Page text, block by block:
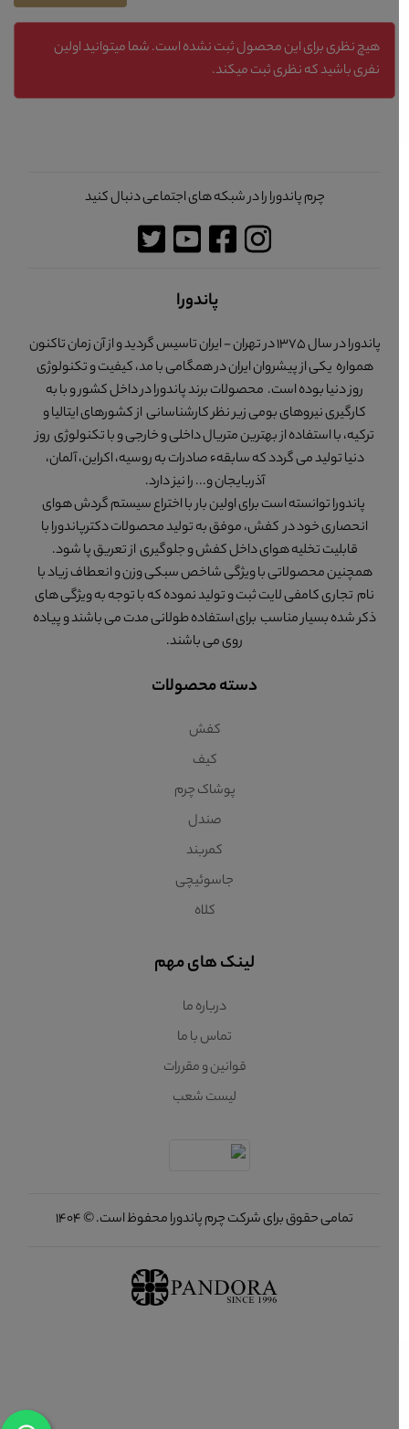
هیچ نظری برای این محصول ثبت نشده است. شما میتوانید اولین
نفری باشید که نظری ثبت میکند.
چرم پاندورا را در شبکه های اجتماعی دنبال کنید
پاندورا
پاندورا در سال 1375 در تهران - ایران تاسیس گردید و از آن زمان تاکنون
همواره یکی از پیشروان ایران در همگامی با مد، کیفیت و تکنولوژی
روز دنیا بوده است. محصولات برند پاندورا در داخل کشور و با به
کارگیری نیروهای بومی زیر نظر کارشناسانی از کشورهای ایتالیا و
ترکیه، با استفاده از بهترین متریال داخلی و خارجی و با تکنولوژی روز
دنیا تولید می گردد که سابقهء صادرات به روسیه، اکراین، آلمان،
آذربایجان و... را نیز دارد.
پاندورا توانسته است برای اولین بار با اختراع سیستم گردش هوای
انحصاری خود در کفش، موفق به تولید محصولات دکترپاندورا با
قابلیت تخلیه هوای داخل کفش و جلوگیری از تعریق پا شود.
همچنین محصولاتی با ویژگی شاخص سبکی وزن و انعطاف زیاد با
نام تجاری کامفی لایت ثبت و تولید نموده که با توجه به ویژگی های
ذکر شده بسیار مناسب برای استفاده طولانی مدت می باشند و پیاده
روی می باشند.
دسته محصولات
کفش
کیف
پوشاک چرم
صندل
کمربند
جاسوئیچی
کلاه
لینک های مهم
درباره ما
تماس با ما
قوانین و مقررات
لیست شعب
تمامی حقوق برای شرکت چرم پاندورا محفوظ است. © 1404